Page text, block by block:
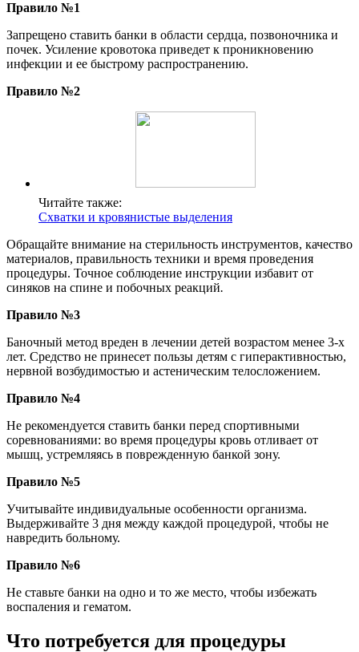
Правило №1
Запрещено ставить банки в области сердца, позвоночника и
почек. Усиление кровотока приведет к проникновению
инфекции и ее быстрому распространению.
Правило №2
Читайте также:
Схватки и кровянистые выделения
Обращайте внимание на стерильность инструментов, качество
материалов, правильность техники и время проведения
процедуры. Точное соблюдение инструкции избавит от
синяков на спине и побочных реакций.
Правило №3
Баночный метод вреден в лечении детей возрастом менее 3-х
лет. Средство не принесет пользы детям с гиперактивностью,
нервной возбудимостью и астеническим телосложением.
Правило №4
Не рекомендуется ставить банки перед спортивными
соревнованиями: во время процедуры кровь отливает от
мышц, устремляясь в поврежденную банкой зону.
Правило №5
Учитывайте индивидуальные особенности организма.
Выдерживайте 3 дня между каждой процедурой, чтобы не
навредить больному.
Правило №6
Не ставьте банки на одно и то же место, чтобы избежать
воспаления и гематом.
Что потребуется для процедуры